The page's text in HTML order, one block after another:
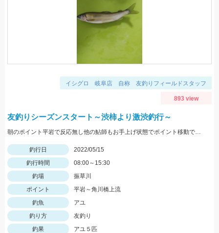
イシグロ 岐阜店 自称 友釣りフィールドスタッフ
893 view
友釣りシーズンスタート～渋柿より激渋釣行～
朝のポイント平岩で反応無し他の鮎師もお手上げ状態でポイント移動で角川橋上流に！瀬の中で５匹のみ追いも弱く渋い釣行でした
釣行日
2022/05/15
釣行時間
08:00～15:30
釣場
振草川
ポイント
平岩～角川橋上流
釣魚
アユ
釣り方
友釣り
釣果
アユ５匹